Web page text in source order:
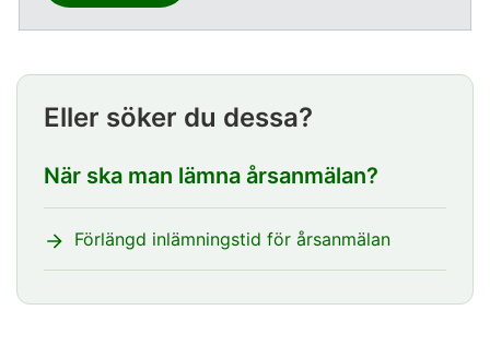
Eller söker du dessa?
När ska man lämna årsanmälan?
Förlängd inlämningstid för årsanmälan